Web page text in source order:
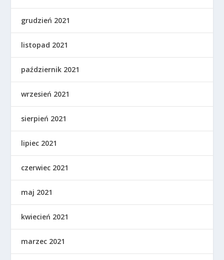
grudzień 2021
listopad 2021
październik 2021
wrzesień 2021
sierpień 2021
lipiec 2021
czerwiec 2021
maj 2021
kwiecień 2021
marzec 2021